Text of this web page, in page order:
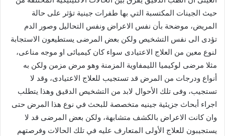
حيث الجينات المكتسبة التي بها طفرات جينية تؤثر على حالة
المريض، موضحة بأن نفس الاعراض ونفس التحاليل وصور الدم
تؤدى الى نفس التشخيص ولكن بعض المرضى يستطيعون الاستجابة
لنوع معين من العلاج الاعتيادى سواء كان كيميائى او موجه مناعى،
مثلا مرضى لوكيميا الليمفاوية المزمنة وهو مرض مزمن ولكن به
أنواع ودرجات من المرض قد تستجيب للعلاج الاعتيادى، وقد لا
تستجيب، وفى تلك الأحوال لابد من التشخيص الدقيق وهذا يتطلب
اجراء أبحاث جزيئية جينيه متخصصة للبحث في نوع هذا المرض حتى
وان كانت الاعراض بالكشف متشابهة، ولكن بعض المرضى قد لا
يستجيبون للعلاج الأولى المتعارف عليه في تلك الحالات وفرصتهم